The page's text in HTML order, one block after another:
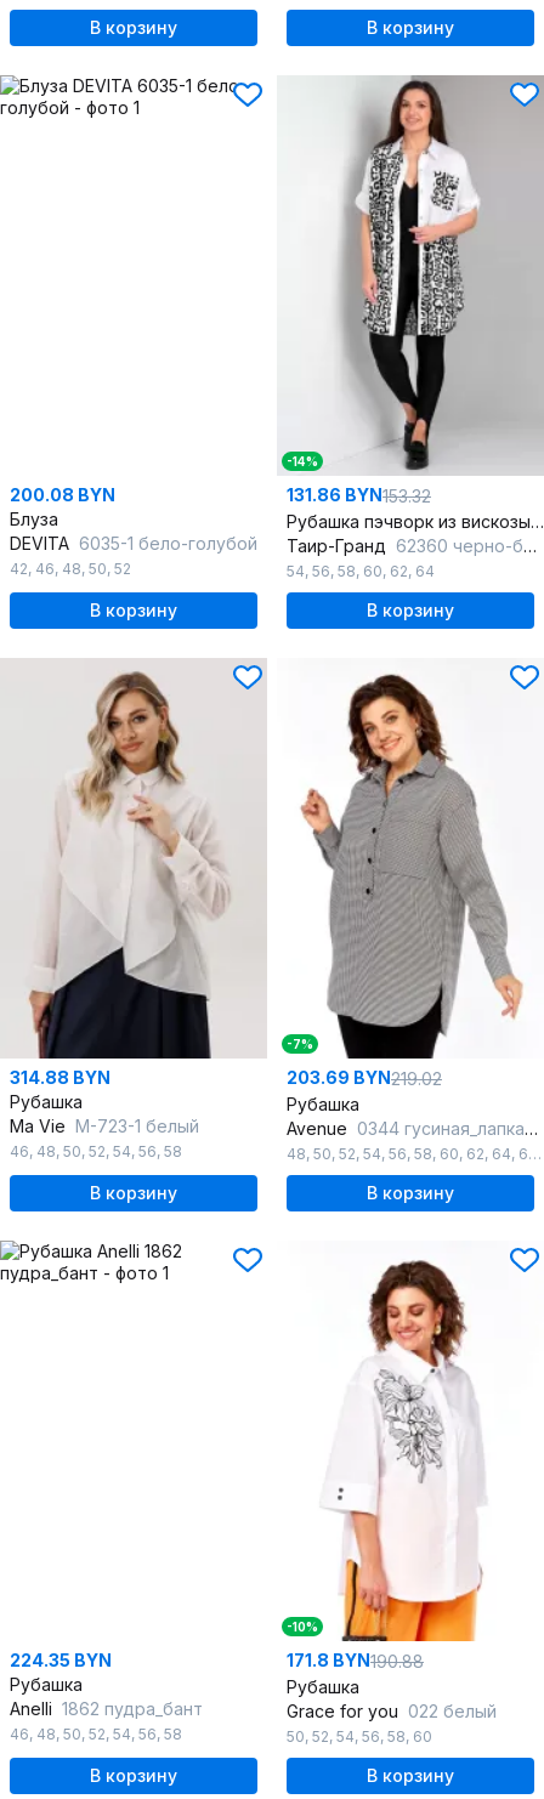
В корзину В корзину
200.08 BYN
Блуза
DEVITA 6035-1 бело-голубой
42, 46, 48, 50, 52
В корзину
-14%
131.86 BYN153.32
Рубашка пэчворк из вискозы с воротником стойкой
Таир-Гранд 62360 черно-белый
54, 56, 58, 60, 62, 64
В корзину
314.88 BYN
Рубашка
Ma Vie М-723-1 белый
46, 48, 50, 52, 54, 56, 58
В корзину
-7%
203.69 BYN219.02
Рубашка
Avenue 0344 гусиная_лапка_черный+белый
48, 50, 52, 54, 56, 58, 60, 62, 64, 66 ,
В корзину
224.35 BYN
Рубашка
Anelli 1862 пудра_бант
46, 48, 50, 52, 54, 56, 58
В корзину
-10%
171.8 BYN190.88
Рубашка
Grace for you 022 белый
50, 52, 54, 56, 58, 60
В корзину